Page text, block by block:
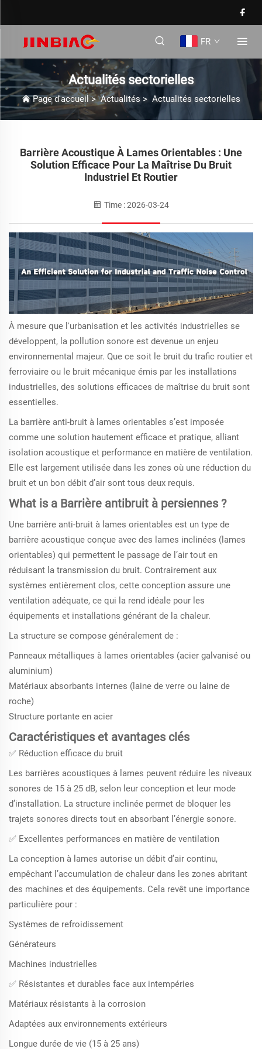
FR
Actualités sectorielles
Page d'accueil >Actualités > Actualités sectorielles
Barrière Acoustique À Lames Orientables : Une
Solution Efficace Pour La Maîtrise Du Bruit
Industriel Et Routier
Time : 2026-03-24
À mesure que l'urbanisation et les activités industrielles se
développent, la pollution sonore est devenue un enjeu
environnemental majeur. Que ce soit le bruit du trafic routier et
ferroviaire ou le bruit mécanique émis par les installations
industrielles, des solutions efficaces de maîtrise du bruit sont
essentielles.
La barrière anti-bruit à lames orientables s’est imposée
comme une solution hautement efficace et pratique, alliant
isolation acoustique et performance en matière de ventilation.
Elle est largement utilisée dans les zones où une réduction du
bruit et un bon débit d’air sont tous deux requis.
What is a Barrière antibruit à persiennes ?
Une barrière anti-bruit à lames orientables est un type de
barrière acoustique conçue avec des lames inclinées (lames
orientables) qui permettent le passage de l’air tout en
réduisant la transmission du bruit. Contrairement aux
systèmes entièrement clos, cette conception assure une
ventilation adéquate, ce qui la rend idéale pour les
équipements et installations générant de la chaleur.
La structure se compose généralement de :
Panneaux métalliques à lames orientables (acier galvanisé ou
aluminium)
Matériaux absorbants internes (laine de verre ou laine de
roche)
Structure portante en acier
Caractéristiques et avantages clés
✅ Réduction efficace du bruit
Les barrières acoustiques à lames peuvent réduire les niveaux
sonores de 15 à 25 dB, selon leur conception et leur mode
d’installation. La structure inclinée permet de bloquer les
trajets sonores directs tout en absorbant l’énergie sonore.
✅ Excellentes performances en matière de ventilation
La conception à lames autorise un débit d’air continu,
empêchant l’accumulation de chaleur dans les zones abritant
des machines et des équipements. Cela revêt une importance
particulière pour :
Systèmes de refroidissement
Générateurs
Machines industrielles
✅ Résistantes et durables face aux intempéries
Matériaux résistants à la corrosion
Adaptées aux environnements extérieurs
Longue durée de vie (15 à 25 ans)